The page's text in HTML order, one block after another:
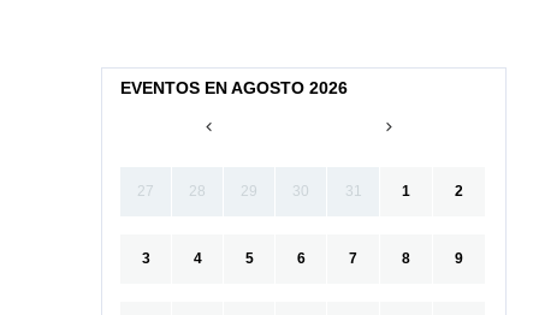
EVENTOS EN AGOSTO 2026
27 28 29 30 31 1 2
3 4 5 6 7 8 9